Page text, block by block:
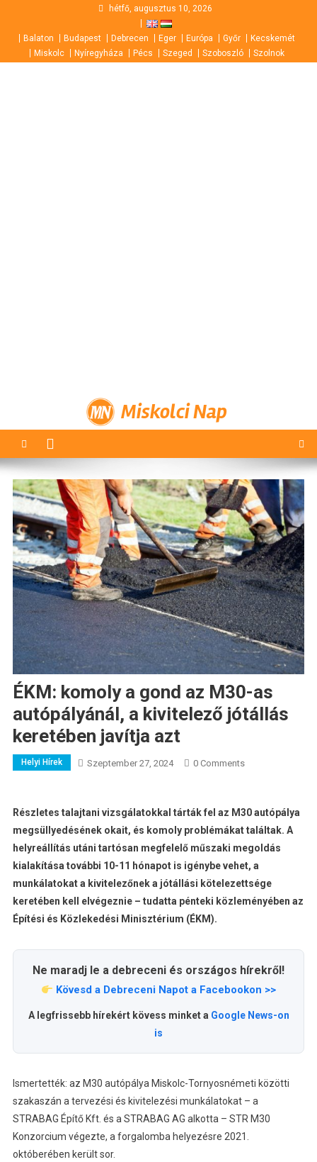
content
hétfő, augusztus 10, 2026
Balaton Budapest Debrecen Eger Európa Győr
Kecskemét
Miskolc
Nyíregyháza Pécs Szeged Szoboszló Szolnok
Miskolci Nap
ÉKM: komoly a gond az M30-as
autópályánál, a kivitelező jótállás
keretében javítja azt
Helyi Hírek Szeptember 27, 2024 0 Comments
Részletes talajtani vizsgálatokkal tárták fel az M30 autópálya
megsüllyedésének okait, és komoly problémákat találtak. A
helyreállítás utáni tartósan megfelelő műszaki megoldás
kialakítása további 10-11 hónapot is igénybe vehet, a
munkálatokat a kivitelezőnek a jótállási kötelezettsége
keretében kell elvégeznie – tudatta pénteki közleményében az
Építési és Közlekedési Minisztérium (ÉKM).
Ne maradj le a debreceni és országos hírekről!
Kövesd a Debreceni Napot a Facebookon >>
A legfrissebb hírekért kövess minket a Google News-on
is
Ismertették: az M30 autópálya Miskolc-Tornyosnémeti közötti
szakaszán a tervezési és kivitelezési munkálatokat – a
STRABAG Építő Kft. és a STRABAG AG alkotta – STR M30
Konzorcium végezte, a forgalomba helyezésre 2021.
októberében került sor.